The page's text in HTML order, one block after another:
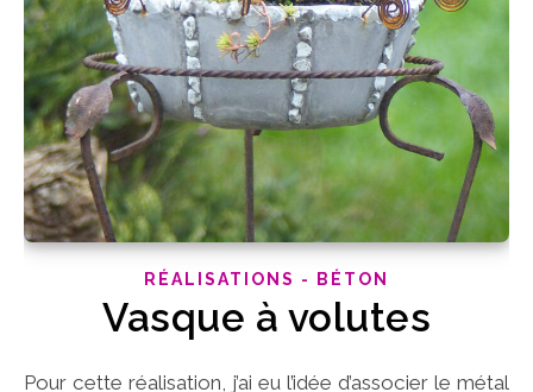
RÉALISATIONS - BÉTON
Vasque à volutes
Pour cette réalisation, j’ai eu l’idée d’associer le métal